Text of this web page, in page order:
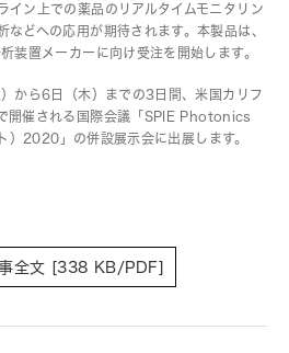
イン上での薬品のリアルタイムモニタリン
どへの応用が期待されます。本製品は、
装置メーカーに向け受注を開始します。
から6日（木）までの3日間、米国カリフ
開催される国際会議「SPIE Photonics
2020」の併設展示会に出展します。
全文 [338 KB/PDF]